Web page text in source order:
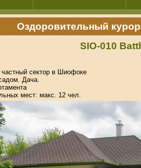
Оздоровительный
SIO-010
сектор в Шиофоке
Дача.
мест: макс. 12 чел.